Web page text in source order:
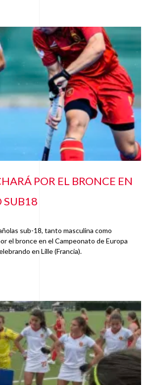
POR EL BRONCE EN
SUB18
sub-18, tanto masculina como
el bronce en el Campeonato de Europa
en Lille (Francia).